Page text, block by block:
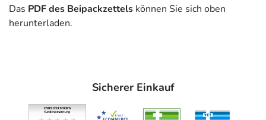
- Schwere Herzschwäche
- Schwere Herzrhythmusstörungen
Unter Umständen - sprechen Sie hierzu mit Ihrem Arzt
oder Apotheker:
Das PDF des Beipackzettels können Sie sich oben
herunterladen.
Sicherer Einkauf